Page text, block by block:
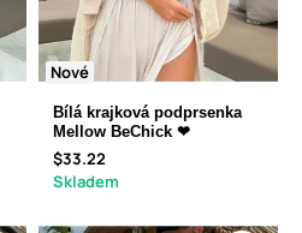
Nové
Bílá krajková podprsenka
Mellow BeChick ❤
$33.22
Skladem